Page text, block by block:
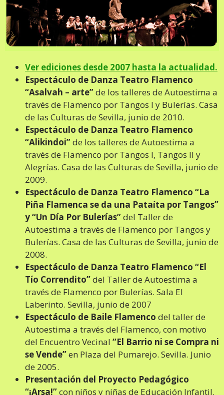
Ver ediciones desde 2007 hasta la actualidad.
Espectáculo de Danza Teatro Flamenco
“Asalvah – arte”de los talleres de Autoestima a
través de Flamenco por Tangos I y Bulerías. Casa
de las Culturas de Sevilla, junio de 2010.
Espectáculo de Danza Teatro Flamenco
“Alikindoi”de los talleres de Autoestima a
través de Flamenco por Tangos I, Tangos II y
Alegrías. Casa de las Culturas de Sevilla, junio de
2009.
Espectáculo de Danza Teatro Flamenco “La
Piña Flamenca se da una Pataíta por Tangos”
y “Un Día Por Bulerías”del Taller de
Autoestima a través de Flamenco por Tangos y
Bulerías. Casa de las Culturas de Sevilla, junio de
2008.
Espectáculo de Danza Teatro Flamenco “El
Tío Correndito”del Taller de Autoestima a
través de Flamenco por Bulerías. Sala El
Laberinto. Sevilla, junio de 2007
Espectáculo de Baile Flamenco del taller de
Autoestima a través del Flamenco, con motivo
del Encuentro Vecinal “El Barrio ni se Compra ni
se Vende”en Plaza del Pumarejo. Sevilla. Junio
de 2005.
Presentación del Proyecto Pedagógico
“¡Arsa!”con niños y niñas de Educación Infantil.